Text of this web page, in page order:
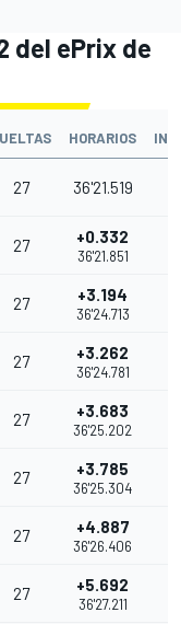
del ePrix de
HORARIOS
27 36'21.519
27 +0.332
36'21.851
27 +3.194
36'24.713
27 +3.262
36'24.781
27 +3.683
36'25.202
27 +3.785
36'25.304
27 +4.887
36'26.406
27 +5.692
36'27.211